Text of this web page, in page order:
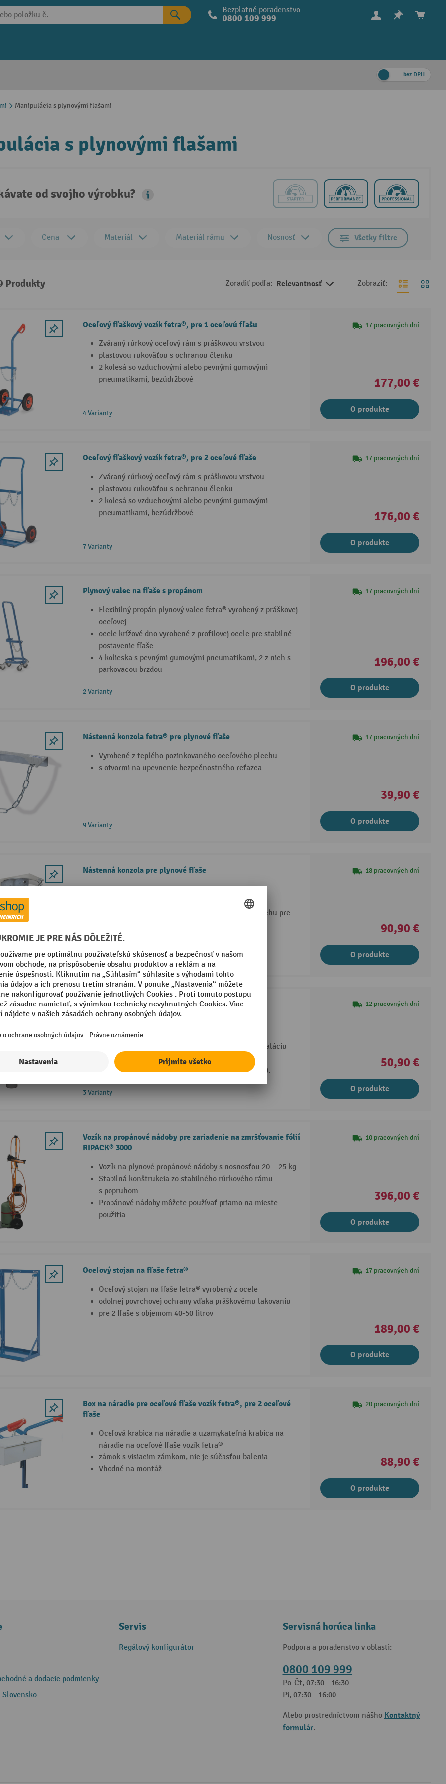
Bezplatné poradenstvo
0800 109 999
bez DPH
Manipulácia s plynovými flašami
s plynovými flašami
od svojho výrobku?
Cena Materiál Materiál rámu Nosnosť Všetky filtre
Produkty Zoradiť podľa: Relevantnosť Zobraziť:
Oceľový fľaškový vozík fetra®, pre 1 oceľovú fľašu
Zváraný rúrkový oceľový rám s práškovou vrstvou
plastovou rukoväťou s ochranou členku
2 kolesá so vzduchovými alebo pevnými gumovými
pneumatikami, bezúdržbové
4 Varianty
17 pracovných dní
177,00 €
O produkte
Oceľový fľaškový vozík fetra®, pre 2 oceľové fľaše
Zváraný rúrkový oceľový rám s práškovou vrstvou
plastovou rukoväťou s ochranou členku
2 kolesá so vzduchovými alebo pevnými gumovými
pneumatikami, bezúdržbové
7 Varianty
17 pracovných dní
176,00 €
O produkte
Plynový valec na fľaše s propánom
Flexibilný propán plynový valec fetra® vyrobený z práškovej
oceľovej
ocele krížové dno vyrobené z profilovej ocele pre stabilné
postavenie fľaše
4 kolieska s pevnými gumovými pneumatikami, 2 z nich s
parkovacou brzdou
2 Varianty
17 pracovných dní
196,00 €
O produkte
Nástenná konzola fetra® pre plynové fľaše
Vyrobené z teplého pozinkovaného oceľového plechu
s otvormi na upevnenie bezpečnostného reťazca
9 Varianty
17 pracovných dní
39,90 €
O produkte
Nástenná konzola pre plynové fľaše
Vyrobené z teplého pozinkovaného oceľového plechu pre
9 Varianty
18 pracovných dní
90,90 €
O produkte
Nástenná konzola pre plynové fľaše, upínací popruh
priemerom 140 až 320 mm.
Integrované spojovacie prvky pre jednoduchú inštaláciu
niekoľkých plynových fliaš na jednu stenu.
Montáž na stenu (vrátane montážneho materiálu).
3 Varianty
12 pracovných dní
50,90 €
O produkte
Vozík na propánové nádoby pre zariadenie na zmršťovanie fólií
RIPACK® 3000
Vozík na plynové propánové nádoby s nosnosťou 20 – 25 kg
Stabilná konštrukcia zo stabilného rúrkového rámu
s popruhom
Propánové nádoby môžete používať priamo na mieste
použitia
10 pracovných dní
396,00 €
O produkte
Oceľový stojan na fľaše fetra®
Oceľový stojan na fľaše fetra® vyrobený z ocele
odolnej povrchovej ochrany vďaka práškovému lakovaniu
pre 2 fľaše s objemom 40-50 litrov
17 pracovných dní
189,00 €
O produkte
Box na náradie pre oceľové fľaše vozík fetra®, pre 2 oceľové
fľaše
Oceľová krabica na náradie a uzamykateľná krabica na
náradie na oceľové fľaše vozík fetra®
zámok s visiacim zámkom, nie je súčasťou balenia
Vhodné na montáž
20 pracovných dní
88,90 €
O produkte
a dodacie podmienky
Servis
Regálový konfigurátor
Servisná horúca linka
Podpora a poradenstvo v oblasti:
0800 109 999
Po-Čt, 07:30 - 16:30
Pi, 07:30 - 16:00
Alebo prostredníctvom nášho Kontaktný
formulár.